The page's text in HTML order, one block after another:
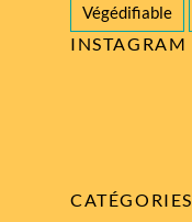
Végédifiable
INSTAGRAM
CATÉGORIES